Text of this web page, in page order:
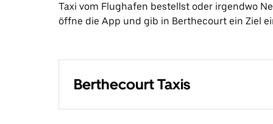
Taxi vom Flughafen bestellst oder irgendwo
öffne die App und gib in Berthecourt ein Ziel
Berthecourt Taxis